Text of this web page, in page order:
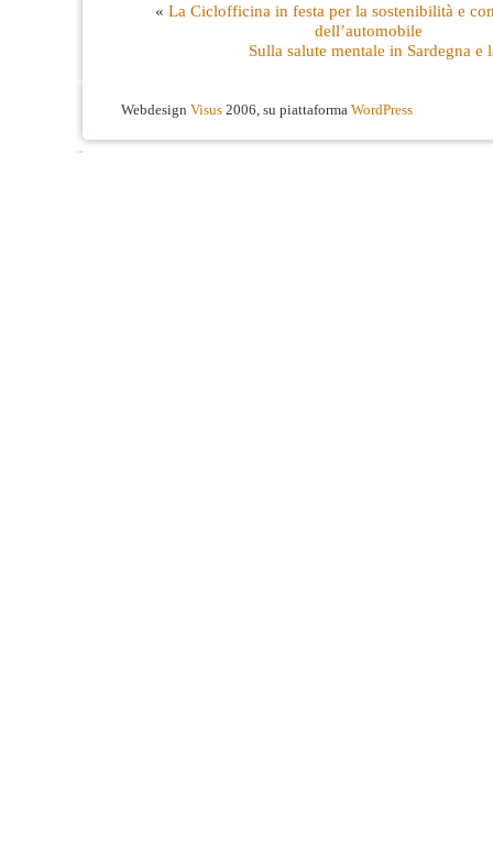
« La Ciclofficina in festa per la sostenibilità e
dell’automobile
Sulla salute mentale in Sardegna e
Webdesign Visus 2006, su piattaforma WordPress